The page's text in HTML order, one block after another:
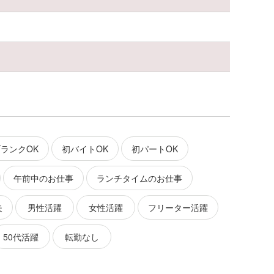
ンクOK 初バイトOK 初パートOK
午前中のお仕事 ランチタイムのお仕事
男性活躍 女性活躍 フリーター活躍
50代活躍 転勤なし